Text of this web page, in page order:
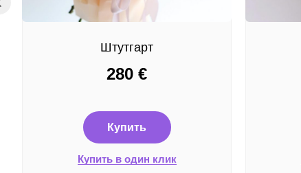
Штутгарт
280 €
Купить
Купить в один клик